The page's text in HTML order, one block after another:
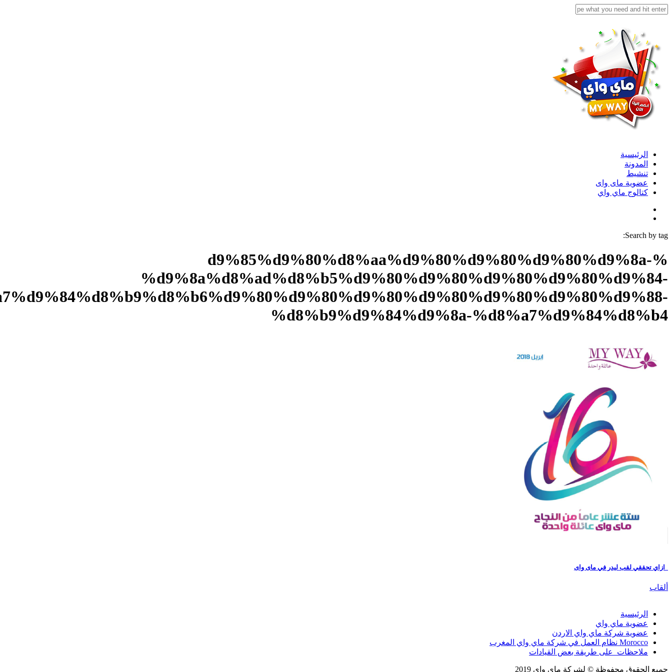
الرئيسية
المدونة
تنشيط
عضوية ماى واى
كتالوج ماي واي
Search by tag:
%d9%85%d9%80%d8%aa%d9%80%d9%80%d9%80%d9%8a-
%d9%8a%d8%ad%d8%b5%d9%80%d9%80%d9%80%d9%80%d9%84-
%d8%b9%d9%84%d9%8a-%d8%a7%d9%84%d8%b4
ازاي تحققي لقب ليدر في ماى واى
ألقاب
الرئيسية
عضوية ماي واي
عضوية شركة ماي واي الاردن
Morocco نظام العمل في شركة ماي واي المغرب
ملاحظات على طريقة بعض القيادات
جميع الحقوق محفوظة © لشركة ماى واى 2019